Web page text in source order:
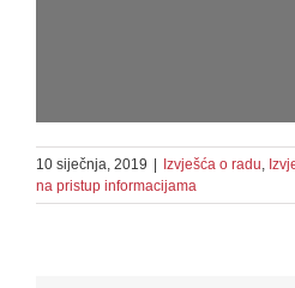
10 siječnja, 2019 Izvješća o radu,
na pristup informacijama